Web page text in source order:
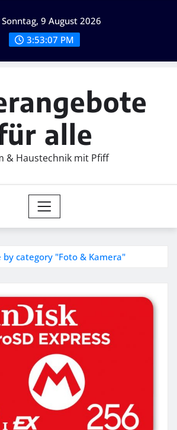
Sonntag, 9 August 2026
3:53:08 PM
alle
& Haustechnik mit Pfiff
by category "Foto & Kamera"